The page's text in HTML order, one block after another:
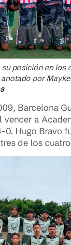
su posición en los
por
Barcelona
vencer a
0. Hugo Bravo
de los